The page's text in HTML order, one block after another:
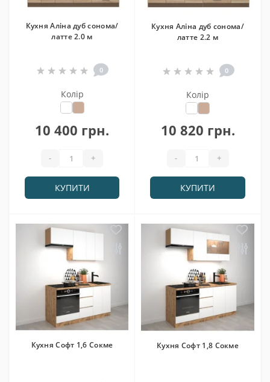
Кухня Аліна дуб сонома/
латте 2.0 м
0
Колір
10 400 грн.
- +
КУПИТИ
Кухня Аліна дуб сонома/
латте 2.2 м
0
Колір
10 820 грн.
- +
КУПИТИ
Кухня Софт 1,6 Сокме Кухня Софт 1,8 Сокме